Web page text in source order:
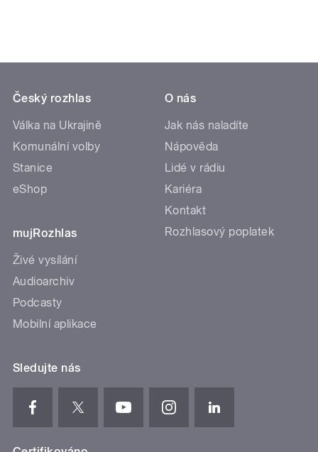
Český rozhlas
Válka na Ukrajině
Komunální volby
Stanice
eShop
mujRozhlas
Živé vysílání
Audioarchiv
Podcasty
Mobilní aplikace
O nás
Jak nás naladíte
Nápověda
Lidé v rádiu
Kariéra
Kontakt
Rozhlasový poplatek
Sledujte nás